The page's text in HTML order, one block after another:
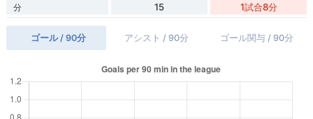
分
15 1試合8分
ゴール / 90分 アシスト / 90分 ゴール関与 / 90分